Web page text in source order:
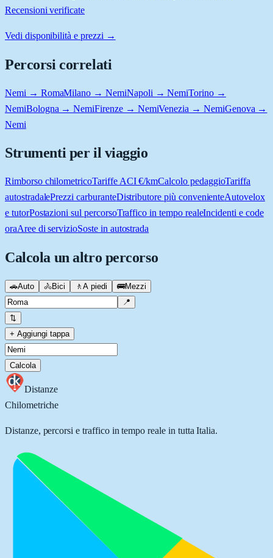
Recensioni verificate
Vedi disponibilità e prezzi →
Percorsi correlati
Nemi → RomaMilano → NemiNapoli → NemiTorino →
NemiBologna → NemiFirenze → NemiVenezia → NemiGenova →
Nemi
Strumenti per il viaggio
Rimborso chilometricoTariffe ACI €/kmCalcolo pedaggioTariffa
autostradalePrezzi carburanteDistributore più convenienteAutovelox
e tutorPostazioni sul percorsoTraffico in tempo realeIncidenti e code
oraAree di servizioSoste in autostrada
Calcola un altro percorso
🚗Auto 🚴Bici 🚶 A piedi 🚌Mezzi
📍
⇅
+ Aggiungi tappa
Calcola
Distanze
Chilometriche
Distanze, percorsi e traffico in tempo reale in tutta Italia.